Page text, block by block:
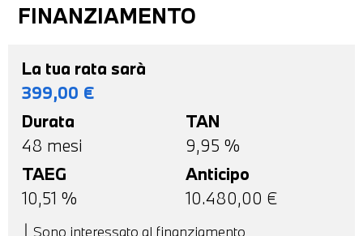
FINANZIAMENTO
La tua rata sarà
399,00 €
Durata
48 mesi
TAN
9,95 %
TAEG
10,51 %
Anticipo
10.480,00 €
Sono interessato al finanziamento